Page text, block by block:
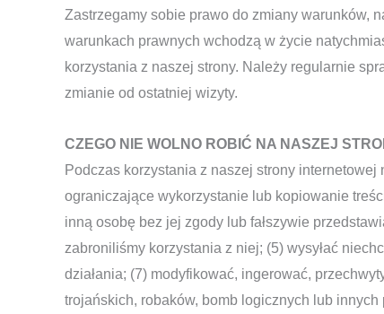
Zastrzegamy sobie prawo do zmiany warunków,
warunkach prawnych wchodzą w życie
korzystania z naszej strony. Należy regularnie
zmianie od ostatniej wizyty.
CZEGO NIE WOLNO ROBIĆ NA NASZEJ
Podczas korzystania z naszej strony
ograniczające wykorzystanie lub kopiowanie
inną osobę bez jej zgody lub fałszywie
zabroniliśmy korzystania z niej; (5) wysyłać
działania; (7) modyfikować, ingerować,
trojańskich, robaków, bomb logicznych lub